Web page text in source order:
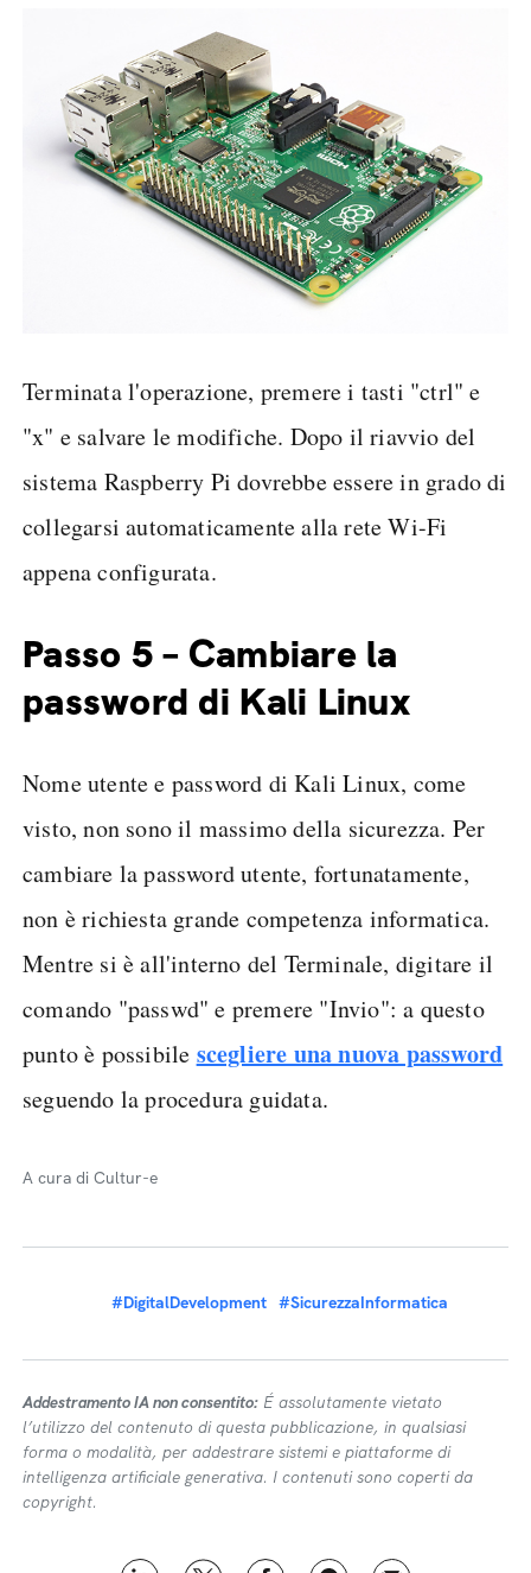
Terminata l'operazione, premere i tasti "ctrl" e
"x" e salvare le modifiche. Dopo il riavvio del
sistema Raspberry Pi dovrebbe essere in grado di
collegarsi automaticamente alla rete Wi-Fi
appena configurata.
Passo 5 – Cambiare la
password di Kali Linux
Nome utente e password di Kali Linux, come
visto, non sono il massimo della sicurezza. Per
cambiare la password utente, fortunatamente,
non è richiesta grande competenza informatica.
Mentre si è all'interno del Terminale, digitare il
comando "passwd" e premere "Invio": a questo
punto è possibile scegliere una nuova password
seguendo la procedura guidata.
A cura di Cultur-e
#DigitalDevelopment #SicurezzaInformatica
Addestramento IA non consentito: É assolutamente vietato
l’utilizzo del contenuto di questa pubblicazione, in qualsiasi
forma o modalità, per addestrare sistemi e piattaforme di
intelligenza artificiale generativa. I contenuti sono coperti da
copyright.